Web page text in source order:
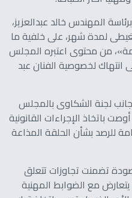
المهندس خالد عبدالعزيز،
لمدة شهر، على خلفية ما
من محتوى اعتبره المجلس
انتهاك لخصوصية الفنان عبد
لجنة الشكاوى بالمجلس
باتخاذ الإجراءات القانونية
للرصد بشأن الحلقة المذاعة
تضمنت تجاوزات تتعلق
يتعارض مع الضوابط المهنية